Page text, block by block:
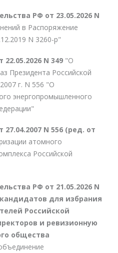
РФ от 23.05.2026 N
в Распоряжение
N 3260-р"
N 349 "О
Президента Российской
г. N 556 "О
энергопромышленного
N 556 (ред. от
атомного
Российской
РФ от 21.05.2026 N
для избрания
Российской
и ревизионную
общества